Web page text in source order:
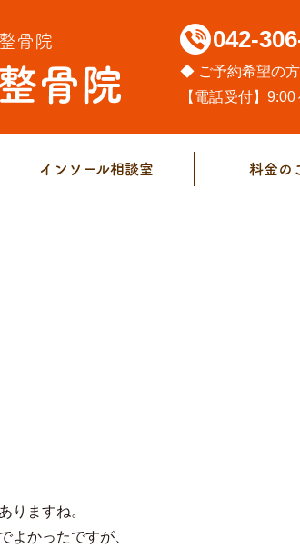
骨院 042-
◆ ご予約希望の
【電話受付】
インソール相談室 料金の
りますね。
よかったですが、